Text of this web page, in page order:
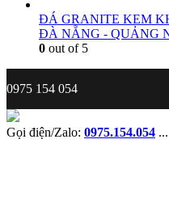
ĐÁ GRANITE KEM
ĐÀ NẴNG - QUẢNG
0 out of 5
0975 154 054
Gọi điện/Zalo: 0975.154.054 ...